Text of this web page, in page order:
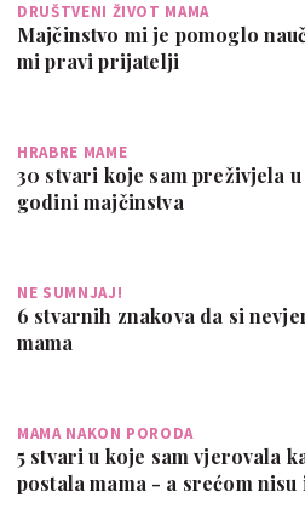
DRUŠTVENI ŽIVOT MAMA
Majčinstvo mi je pomoglo
mi pravi prijatelji
HRABRE MAME
30 stvari koje sam preživjela
godini majčinstva
NE SUMNJAJ!
6 stvarnih znakova da si
mama
MAMA NAKON PORODA
5 stvari u koje sam vjerovala
postala mama - a srećom